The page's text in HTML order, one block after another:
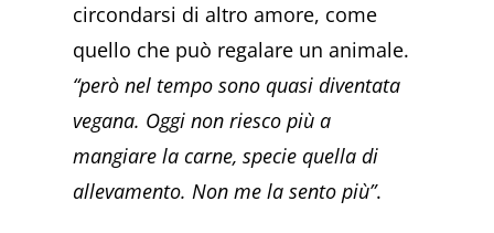
circondarsi di altro amore, come
quello che può regalare un animale.
“però nel tempo sono quasi diventata
vegana. Oggi non riesco più a
mangiare la carne, specie quella di
allevamento. Non me la sento più”.